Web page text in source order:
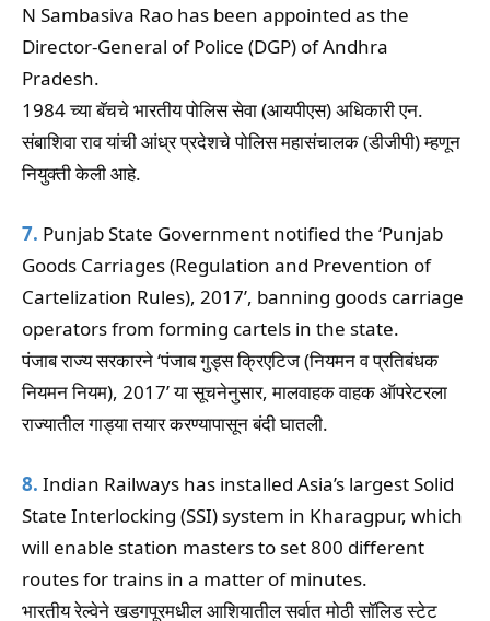
N Sambasiva Rao has been appointed as the
Director-General of Police (DGP) of Andhra
Pradesh.
1984 च्या बॅचचे भारतीय पोलिस सेवा (आयपीएस) अधिकारी एन.
संबाशिवा राव यांची आंध्र प्रदेशचे पोलिस महासंचालक (डीजीपी) म्हणून
नियुक्ती केली आहे.
7. Punjab State Government notified the ‘Punjab
Goods Carriages (Regulation and Prevention of
Cartelization Rules), 2017’, banning goods carriage
operators from forming cartels in the state.
पंजाब राज्य सरकारने ‘पंजाब गुड्स क्रिएटिज (नियमन व प्रतिबंधक
नियमन नियम), 2017’ या सूचनेनुसार, मालवाहक वाहक ऑपरेटरला
राज्यातील गाड्या तयार करण्यापासून बंदी घातली.
8. Indian Railways has installed Asia’s largest Solid
State Interlocking (SSI) system in Kharagpur, which
will enable station masters to set 800 different
routes for trains in a matter of minutes.
भारतीय रेल्वेने खडगपूरमधील आशियातील सर्वात मोठी सॉलिड स्टेट